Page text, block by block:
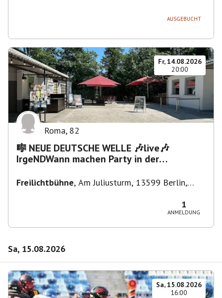
AUSGEBUCHT
Fr, 14.08.2026
20:00
Roma, 82
🎼 NEUE DEUTSCHE WELLE 🎶live🎶
IrgeNDWann machen Party in der
Freilichtbühne, Am Juliusturm, 13599 Berlin,
1
ANMELDUNG
Sa, 15.08.2026
Sa, 15.08.2026
16:00